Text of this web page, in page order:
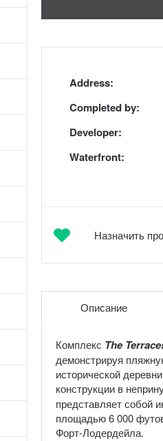
Address:
Completed by:
Developer:
Waterfront:
Назначить
Описание
Комплекс The
демонстрируя
исторической
конструкции в
представляет собой
площадью 6 000
Форт-Лодердейла.